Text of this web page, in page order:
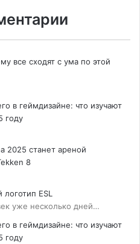
все сходят с ума по этой
в геймдизайне: что изучают
году
2025 станет ареной
8
ESL
уже несколько дней…
в геймдизайне: что изучают
году